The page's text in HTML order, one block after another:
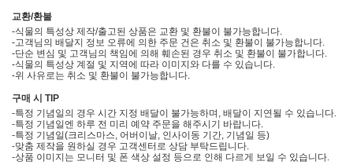
교환/환불
-식물의 특성상 제작/출고된 상품은 교환 및 환불이 불가능합니다.
-고객님의 배달지 정보 오류에 의한 주문 건은 취소 및 환불이 불가능합니다.
-단순 변심 및 고객님의 책임에 의해 훼손된 경우 취소 및 환불이 불가합니다.
-식물의 특성상 계절 및 지역에 따라 이미지와 다를 수 있습니다.
-위 사유로는 취소 및 환불이 불가능합니다.
구매 시 TIP
-특정 기념일의 경우 시간 지정 배달이 불가능하며, 배달이 지연될 수 있습니다.
-특정 기념일엔 하루 전 미리 예약 주문을 해주시기 바랍니다.
-특정 기념일(크리스마스, 어버이날, 인사이동 기간, 기념일 등)
-맞춤 제작을 원하실 경우 고객센터로 상담 부탁드립니다.
-상품 이미지는 모니터 및 폰 색상 설정 등으로 인해 다르게 보일 수 있습니다.